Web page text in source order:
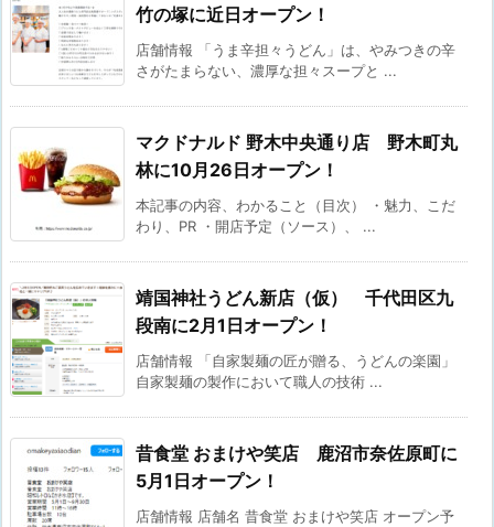
竹の塚に近日オープン！
店舗情報 「うま辛担々うどん」は、やみつきの辛
さがたまらない、濃厚な担々スープと ...
マクドナルド 野木中央通り店 野木町丸
林に10月26日オープン！
本記事の内容、わかること（目次） ・魅力、こだ
わり、PR ・開店予定（ソース）、 ...
靖国神社うどん新店（仮） 千代田区九
段南に2月1日オープン！
店舗情報 「自家製麺の匠が贈る、うどんの楽園」
自家製麺の製作において職人の技術 ...
昔食堂 おまけや笑店 鹿沼市奈佐原町に
5月1日オープン！
店舗情報 店舗名 昔食堂 おまけや笑店 オープン予